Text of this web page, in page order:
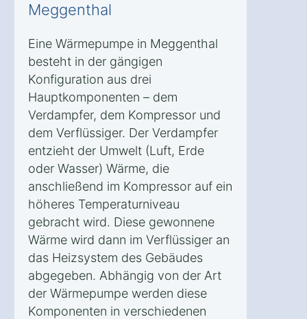
Meggenthal
Eine Wärmepumpe in Meggenthal
besteht in der gängigen
Konfiguration aus drei
Hauptkomponenten – dem
Verdampfer, dem Kompressor und
dem Verflüssiger. Der Verdampfer
entzieht der Umwelt (Luft, Erde
oder Wasser) Wärme, die
anschließend im Kompressor auf ein
höheres Temperaturniveau
gebracht wird. Diese gewonnene
Wärme wird dann im Verflüssiger an
das Heizsystem des Gebäudes
abgegeben. Abhängig von der Art
der Wärmepumpe werden diese
Komponenten in verschiedenen